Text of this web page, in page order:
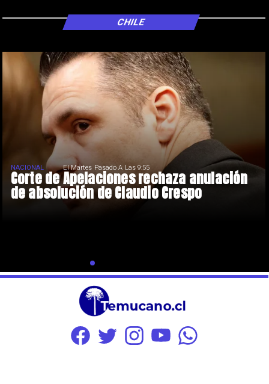
Corte de Apelaciones rechaza anulación
de absolución de Claudio Crespo
NACIONAL El Martes Pasado A Las 9:55
CHILE